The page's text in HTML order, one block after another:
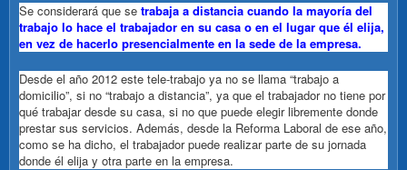
Se considerará que se trabaja a distancia cuando la mayoría del
trabajo lo hace el trabajador en su casa o en el lugar que él elija,
en vez de hacerlo presencialmente en la sede de la empresa.
Desde el año 2012 este tele-trabajo ya no se llama “trabajo a
domicilio”, si no “trabajo a distancia”, ya que el trabajador no tiene por
qué trabajar desde su casa, si no que puede elegir libremente donde
prestar sus servicios. Además, desde la Reforma Laboral de ese año,
como se ha dicho, el trabajador puede realizar parte de su jornada
donde él elija y otra parte en la empresa.